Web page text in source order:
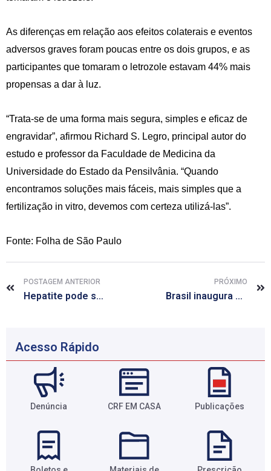
As diferenças em relação aos efeitos colaterais e eventos
adversos graves foram poucas entre os dois grupos, e as
participantes que tomaram o letrozole estavam 44% mais
propensas a dar à luz.
“Trata-se de uma forma mais segura, simples e eficaz de
engravidar”, afirmou Richard S. Legro, principal autor do
estudo e professor da Faculdade de Medicina da
Universidade do Estado da Pensilvânia. “Quando
encontramos soluções mais fáceis, mais simples que a
fertilização in vitro, devemos com certeza utilizá-las”.
Fonte: Folha de São Paulo
POSTAGEM ANTERIOR
Hepatite pode ser eliminada com mobilização dos recursos necessários, diz OMS
PRÓXIMO
Brasil inaugura primeira fábrica de mosquitos da dengue transgênicos
Acesso Rápido
Denúncia CRF EM CASA Publicações